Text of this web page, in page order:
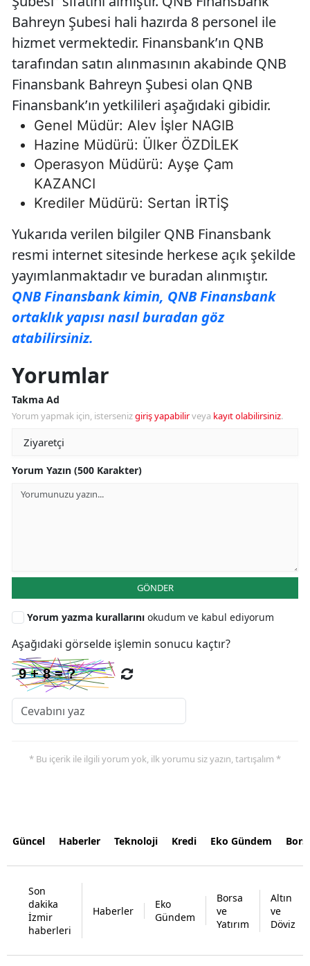
Bahreyn Şubesi hali hazırda 8 personel ile
hizmet vermektedir. Finansbank’ın QNB
tarafından satın alınmasının akabinde QNB
Finansbank Bahreyn Şubesi olan QNB
Finansbank’ın yetkilileri aşağıdaki gibidir.
Genel Müdür: Alev İşler NAGIB
Hazine Müdürü: Ülker ÖZDİLEK
Operasyon Müdürü: Ayşe Çam
KAZANCI
Krediler Müdürü: Sertan İRTİŞ
Yukarıda verilen bilgiler QNB Finansbank
resmi internet sitesinde herkese açık şekilde
yayımlanmaktadır ve buradan alınmıştır.
QNB Finansbank kimin, QNB Finansbank
ortaklık yapısı nasıl buradan göz
atabilirsiniz.
Yorumlar
Takma Ad
Yorum yapmak için, istersenizgiriş yapabilirveya kayıt olabilirsiniz.
Yorum Yazın (500 Karakter)
GÖNDER
Yorum yazma kurallarını okudum ve kabul ediyorum
Aşağıdaki görselde işlemin sonucu kaçtır?
* Bu içerik ile ilgili yorum yok, ilk yorumu siz yazın, tartışalım *
Güncel Haberler Teknoloji Kredi Eko Gündem
Son
dakika
İzmir
haberleri
Haberler
Eko
Gündem
Borsa
ve
Yatırım
Altın
ve
Döviz